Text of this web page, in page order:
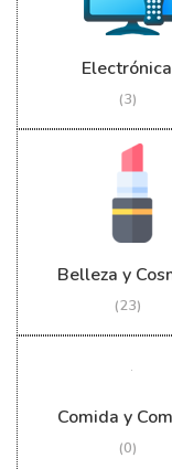
Electrónica
(3)
(23)
(0)